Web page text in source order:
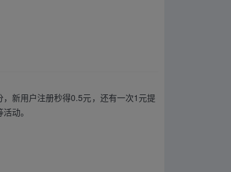
新用户注册秒得0.5元，还有一次1元提
动。